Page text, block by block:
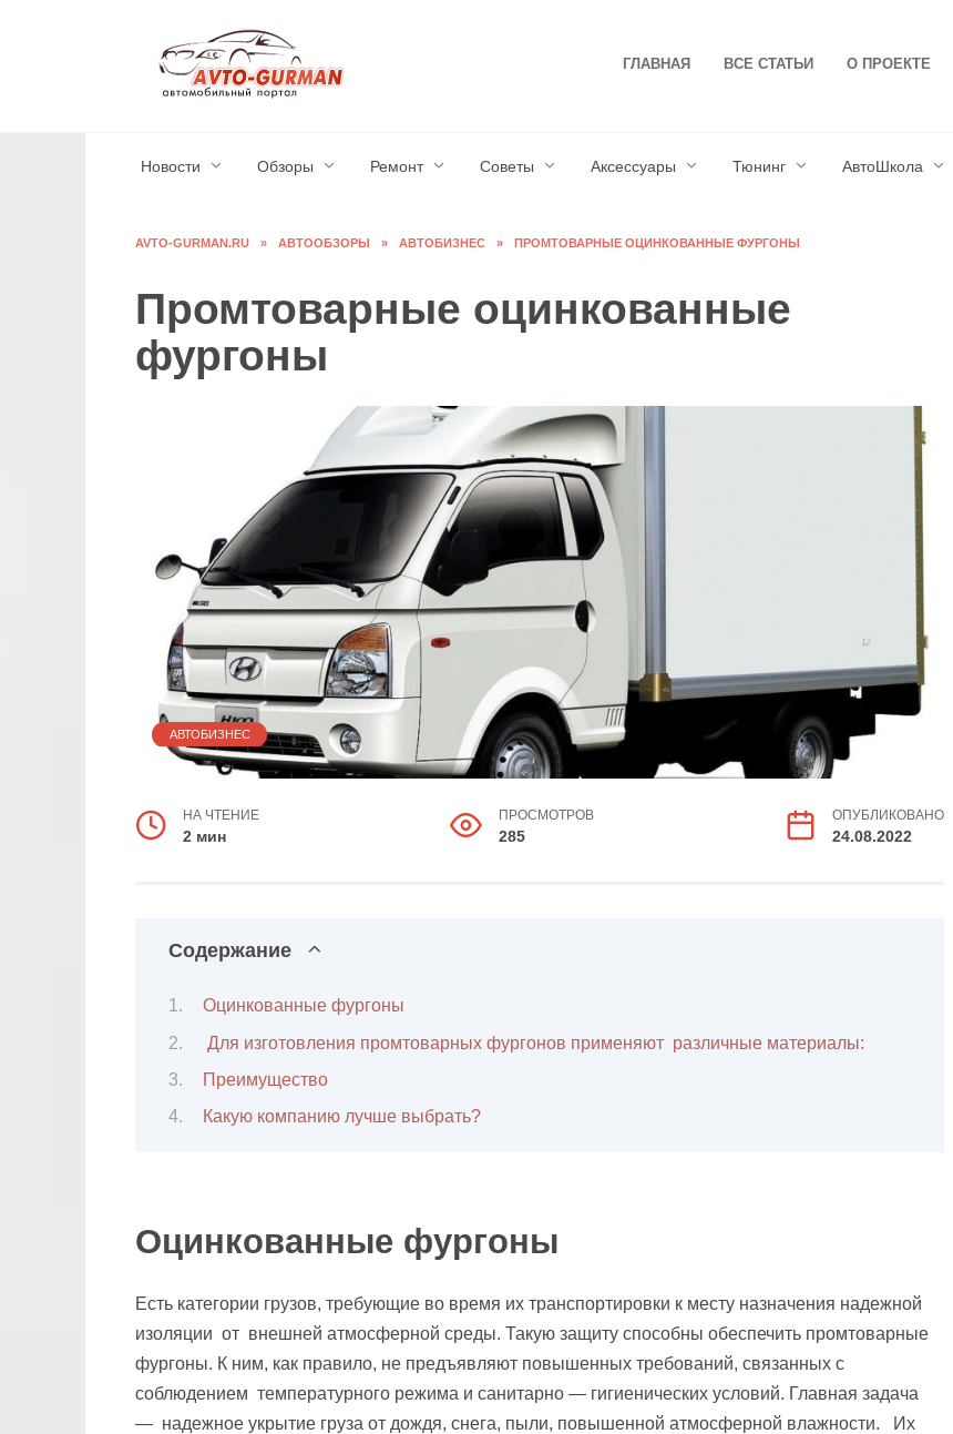
ГЛАВНАЯ ВСЕ СТАТЬИ О ПРОЕКТЕ
Новости Обзоры Ремонт Советы Аксессуары Тюнинг АвтоШкола
AVTO-GURMAN.RU » АВТООБЗОРЫ » АВТОБИЗНЕС » ПРОМТОВАРНЫЕ ОЦИНКОВАННЫЕ ФУРГОНЫ
Промтоварные оцинкованные
фургоны
АВТОБИЗНЕС
НА ЧТЕНИЕ
2 мин
ПРОСМОТРОВ
285
ОПУБЛИКОВАНО
24.08.2022
Содержание
Оцинкованные фургоны
Для изготовления промтоварных фургонов применяют различные материалы:
Преимущество
Какую компанию лучше выбрать?
Оцинкованные фургоны
Есть категории грузов, требующие во время их транспортировки к месту назначения надежной
изоляции от внешней атмосферной среды. Такую защиту способны обеспечить промтоварные
фургоны. К ним, как правило, не предъявляют повышенных требований, связанных с
соблюдением температурного режима и санитарно — гигиенических условий. Главная задача
— надежное укрытие груза от дождя, снега, пыли, повышенной атмосферной влажности. Их